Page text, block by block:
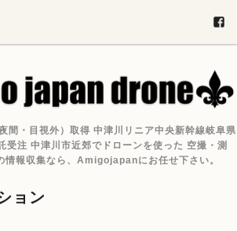
間・目視外）取得 中津川リニア中央新幹線岐阜県
受注 中津川市近郊でドローンを使った 空撮・測
情報収集なら、Amigojapanにお任せ下さい。
ョン